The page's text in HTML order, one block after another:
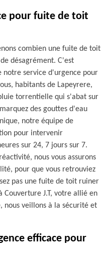
pour fuite de toit
combien une fuite de toit
désagrément. C'est
notre service d'urgence pour
habitants de Lapeyrere,
torrentielle qui s'abat sur
des gouttes d'eau
notre équipe de
pour intervenir
sur 24, 7 jours sur 7.
nous vous assurons
pour que vous retrouviez
pas une fuite de toit ruiner
J.T, votre allié en
nous veillons à la sécurité et
efficace pour